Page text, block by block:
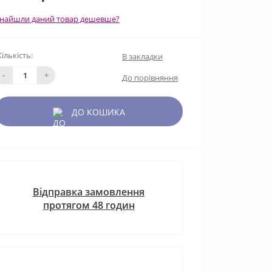
даний товар дешевше?
-
+
В закладки
До порівняння
ДО КОШИКА
Відправка замовлення
протягом 48 годин